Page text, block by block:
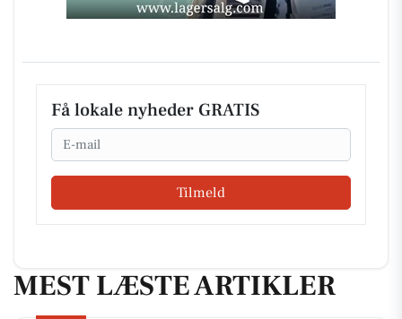
Få lokale nyheder GRATIS
Email
Tilmeld
MEST LÆSTE ARTIKLER